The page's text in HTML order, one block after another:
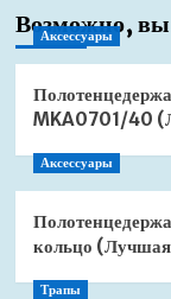
Возможно, вы
Аксессуары
MKA0701/40
Аксессуары
кольцо
Трапы